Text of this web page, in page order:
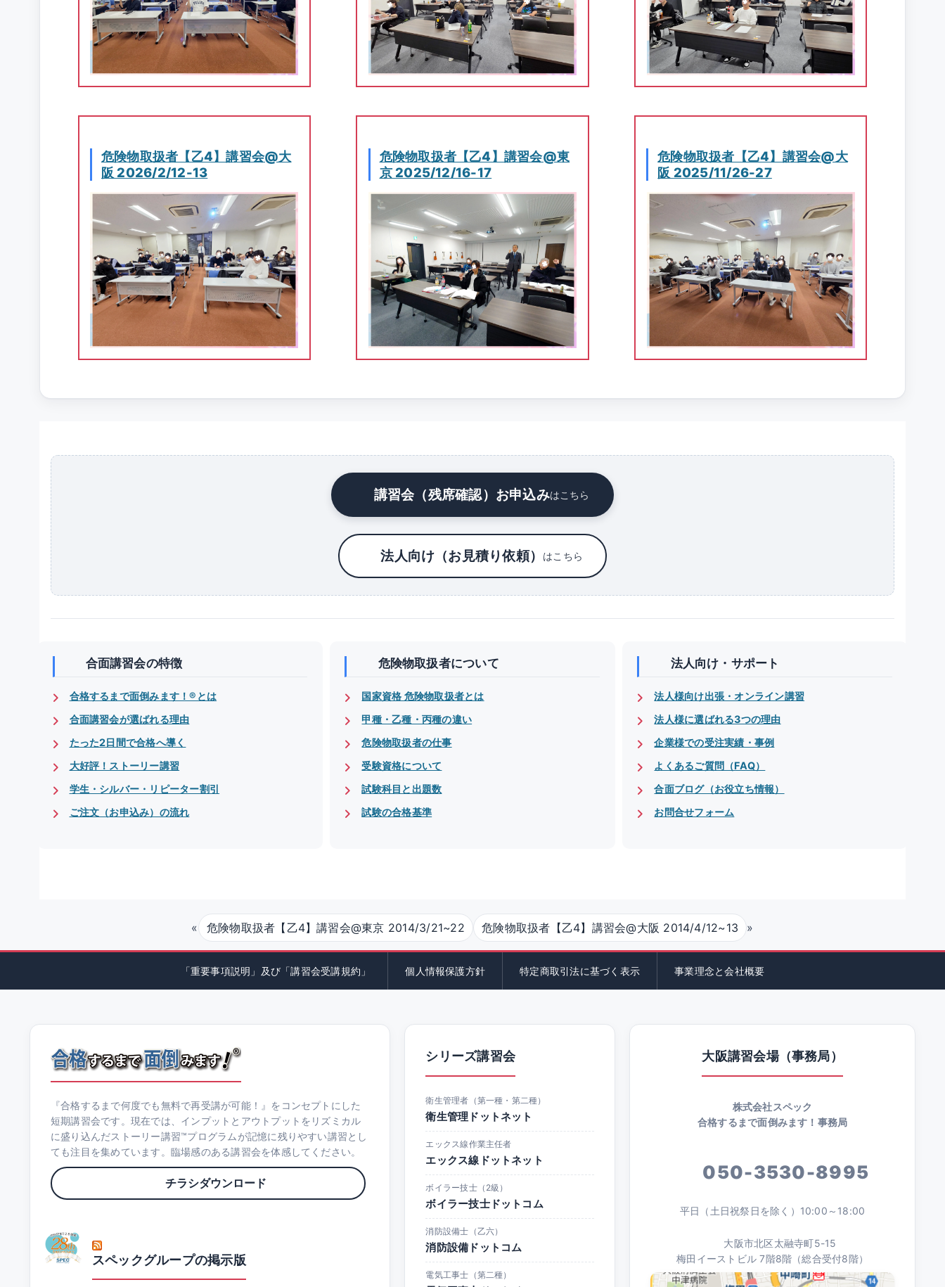
危険物取扱者【乙4】講習会@大
阪 2026/2/12-13
危険物取扱者【乙4】講習会@東
京 2025/12/16-17
危険物取扱者【乙4】講習会@大
阪 2025/11/26-27
講習会（残席確認）お申込みはこちら
法人向け（お見積り依頼） はこちら
合面講習会の特徴
合格するまで面倒みます！®とは
合面講習会が選ばれる理由
たった2日間で合格へ導く
大好評！ストーリー講習
学生・シルバー・リピーター割引
ご注文（お申込み）の流れ
危険物取扱者について
国家資格 危険物取扱者とは
甲種・乙種・丙種の違い
危険物取扱者の仕事
受験資格について
試験科目と出題数
試験の合格基準
法人向け・サポート
法人様向け出張・オンライン講習
法人様に選ばれる3つの理由
企業様での受注実績・事例
よくあるご質問（FAQ）
合面ブログ（お役立ち情報）
お問合せフォーム
« 危険物取扱者【乙4】講習会@東京 2014/3/21~22 危険物取扱者【乙4】講習会@大阪 2014/4/12~13 »
「重要事項説明」及び「講習会受講規約」 個人情報保護方針 特定商取引法に基づく表示 事業理念と会社概要
『合格するまで何度でも無料で再受講が可能！』をコンセプトにした
短期講習会です。現在では、インプットとアウトプットをリズミカル
に盛り込んだストーリー講習™プログラムが記憶に残りやすい講習とし
ても注目を集めています。臨場感のある講習会を体感してください。
チラシダウンロード
スペックグループの掲示版
シリーズ講習会
衛生管理者（第一種・第二種）
衛生管理ドットネット
エックス線作業主任者
エックス線ドットネット
ボイラー技士（2級）
ボイラー技士ドットコム
消防設備士（乙六）
消防設備ドットコム
電気工事士（第二種）
大阪講習会場（事務局）
株式会社スペック
合格するまで面倒みます！事務局
050-3530-8995
平日（土日祝祭日を除く）10:00～18:00
大阪市北区太融寺町5-15
梅田イーストビル 7階8階（総合受付8階）